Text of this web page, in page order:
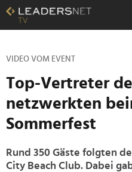
Zum
Inhalt
Zur
Navigation
Hauptnavigation
VIDEO VOM EVENT
Top-Vertreter
netzwerkten
Sommerfest
Rund 350 Gäste folgten
City Beach Club. Dabei